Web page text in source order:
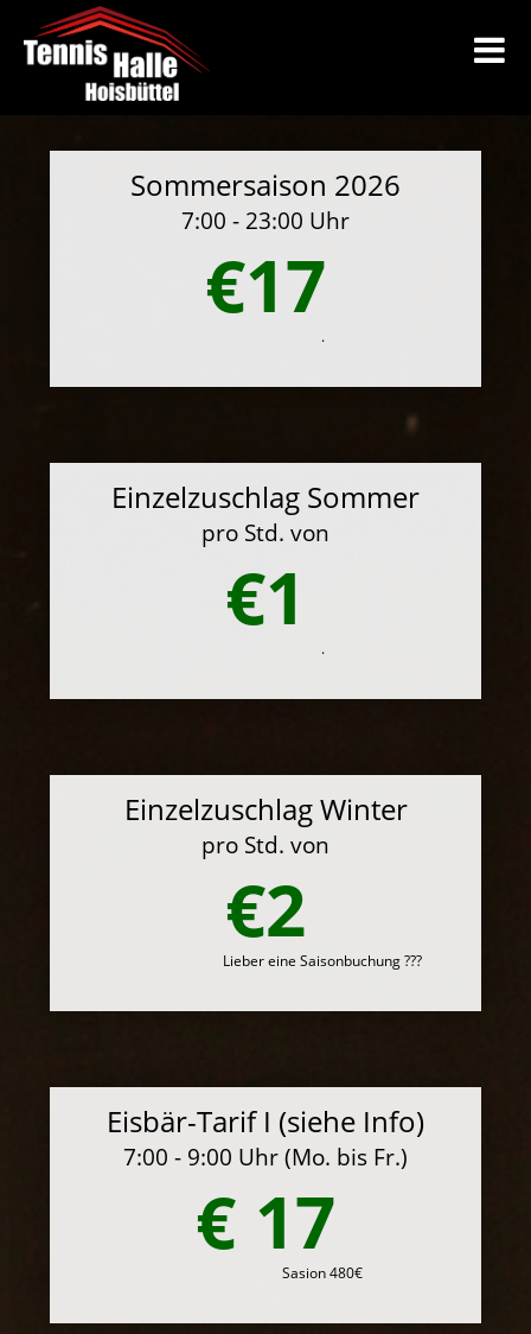
Sommersaison 2026
7:00 - 23:00 Uhr
€17
.
Einzelzuschlag Sommer
pro Std. von
€1
.
Einzelzuschlag Winter
pro Std. von
€2
Lieber eine Saisonbuchung ???
Eisbär-Tarif I (siehe Info)
7:00 - 9:00 Uhr (Mo. bis Fr.)
€ 17
Sasion 480€